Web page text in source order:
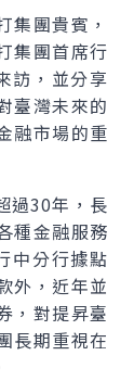
集團貴賓，
集團首席行
訪，並分享
臺灣未來的
融市場的重
過30年，長
種金融服務
中分行據點
外，近年並
，對提昇臺
長期重視在